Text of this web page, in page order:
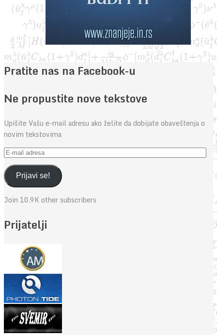
Pratite nas na Facebook-u
Ne propustite nove tekstove
Upišite Vašu e-mail adresu ako želite da dobijate obaveštenja o
novim tekstovima
E-
mail
adresaPrijavi se!
Join 10.9K other subscribers
Prijatelji